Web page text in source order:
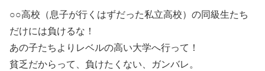
○○高校（息子が行くはずだった私立高校）の同級生たち
だけには負けるな！
あの子たちよりレベルの高い大学へ行って！
貧乏だからって、負けたくない、ガンバレ。